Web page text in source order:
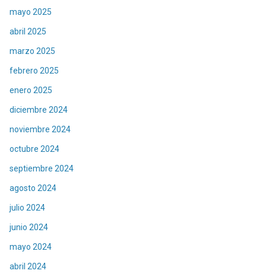
mayo 2025
abril 2025
marzo 2025
febrero 2025
enero 2025
diciembre 2024
noviembre 2024
octubre 2024
septiembre 2024
agosto 2024
julio 2024
junio 2024
mayo 2024
abril 2024